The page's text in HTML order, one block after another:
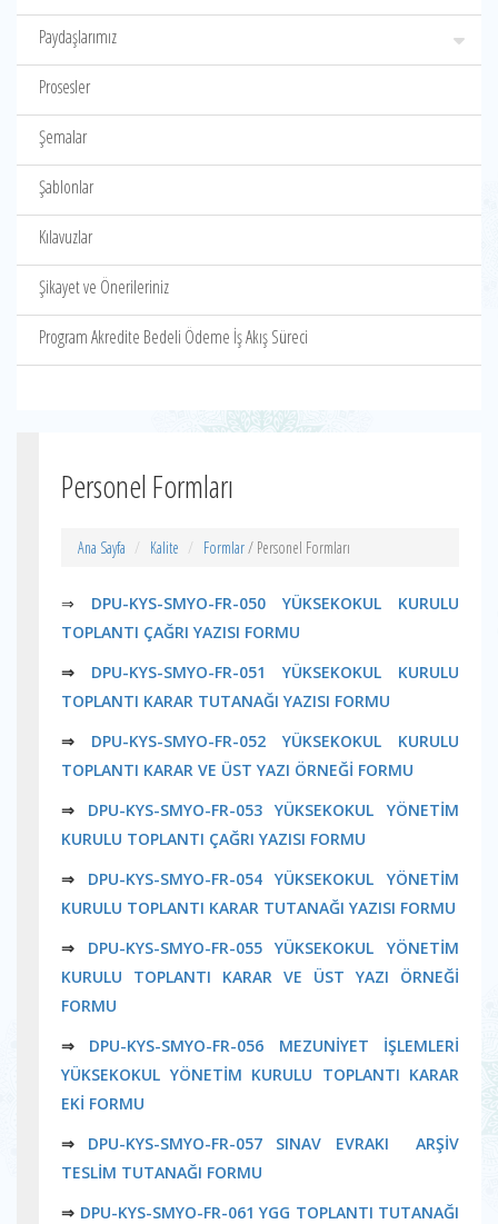
Paydaşlarımız
Prosesler
Şemalar
Şablonlar
Kılavuzlar
Şikayet ve Önerileriniz
Program Akredite Bedeli Ödeme İş Akış Süreci
Personel Formları
Ana Sayfa Kalite Formlar/ Personel Formları
⇒ DPU-KYS-SMYO-FR-050 YÜKSEKOKUL KURULU
TOPLANTI ÇAĞRI YAZISI FORMU
⇒ DPU-KYS-SMYO-FR-051 YÜKSEKOKUL KURULU
TOPLANTI KARAR TUTANAĞI YAZISI FORMU
⇒ DPU-KYS-SMYO-FR-052 YÜKSEKOKUL KURULU
TOPLANTI KARAR VE ÜST YAZI ÖRNEĞİ FORMU
⇒ DPU-KYS-SMYO-FR-053 YÜKSEKOKUL YÖNETİM
KURULU TOPLANTI ÇAĞRI YAZISI FORMU
⇒ DPU-KYS-SMYO-FR-054 YÜKSEKOKUL YÖNETİM
KURULU TOPLANTI KARAR TUTANAĞI YAZISI FORMU
⇒ DPU-KYS-SMYO-FR-055 YÜKSEKOKUL YÖNETİM
KURULU TOPLANTI KARAR VE ÜST YAZI ÖRNEĞİ
FORMU
⇒ DPU-KYS-SMYO-FR-056 MEZUNİYET İŞLEMLERİ
YÜKSEKOKUL YÖNETİM KURULU TOPLANTI KARAR
EKİ FORMU
⇒ DPU-KYS-SMYO-FR-057 SINAV EVRAKI ARŞİV
TESLİM TUTANAĞI FORMU
⇒ DPU-KYS-SMYO-FR-061 YGG TOPLANTI TUTANAĞI